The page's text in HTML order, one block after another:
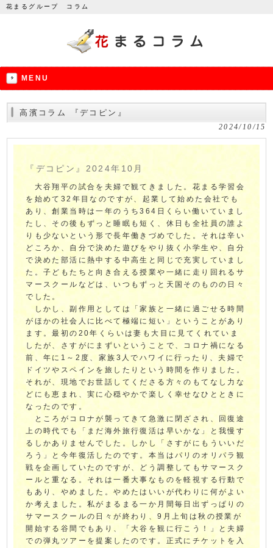
花まるグループ コラム
MENU
高濱コラム 『デコピン』
2024/10/15
『デコピン』2024年10月
大谷翔平の試合を夫婦で観てきました。花まる学習会
を始めて32年目なのですが、起業して始めた会社でも
あり、創業当時は一年のうち364日くらい働いていまし
たし、その後もずっと睡眠も短く、休日も全社員の誰よ
りも少ないという形で長年働きづめでした。それは辛い
どころか、自分で決めた遊びをやり抜く小学生や、自分
で決めた部活に熱中する中高生と同じで充実していまし
た。子どもたちと向き合える授業や一緒に走り回れるサ
マースクールなどは、いつもずっと天国そのものの日々
でした。
しかし、副作用としては「家族と一緒に過ごせる時間
がほかの社会人に比べて極端に短い」ということがあり
ます。最初の20年くらいは妻も大目に見てくれていま
したが、さすがにまずいということで、コロナ禍になる
前、年に1～2度、家族3人でハワイに行ったり、夫婦で
ドイツやスペインを旅したりという時間を作りました。
それが、現地でお世話してくださる方々のもてなし力な
どにも恵まれ、実に心穏やかで楽しく幸せなひとときに
なったのです。
ところがコロナが襲ってきて急激に閉ざされ、回復途
上の時代でも「まだ海外旅行復活は早いかな」と我慢す
るしかありませんでした。しかし「さすがにもういいだ
ろう」と今年復活したのです。本当はパリのオリパラ観
戦を企画していたのですが、どう調整してもサマースク
ールと重なる。それは一番大事なものを軽視する行動で
もあり、やめました。やめたはいいが代わりに何がよい
か考えました。私がまるまる一か月間毎日出ずっぱりの
サマースクールの日々が終わり、9月上旬は秋の授業が
開始する谷間でもあり、「大谷を観に行こう！」と夫婦
での弾丸ツアーを提案したのです。正式にチケットを入